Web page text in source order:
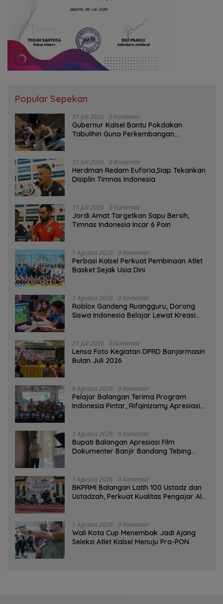
Popular Sepekan
31 Juli 2026 0 Komentar
Gubernur Kalsel Bantu Pokdakan
Tabulihin Guna Perkembangan
31 Juli 2026 0 Komentar
Herdman Redam Euforia,Siap Tekankan
Disiplin Timnas Indonesia
31 Juli 2026 0 Komentar
Jordi Amat Targetkan Sapu Bersih,
Timnas Indonesia Incar 6 Poin
1 Agustus 2026 0 Komentar
Perbasi Kalsel Perkuat Pembinaan Atlet
Basket Sejak Usia Dini
1 Agustus 2026 0 Komentar
Roblox Gandeng Ruangguru, Dorong
Siswa Indonesia Belajar Lewat Kreasi
31 Juli 2026 0 Komentar
Lensa Foto Kegiatan DPRD Banjarmasin
Bulan Juli 2026
6 Agustus 2026 0 Komentar
Pelajar Balangan Terima Program
Indonesia Pintar, Rifqinizamy Apresiasi
1 Agustus 2026 0 Komentar
Bupati Balangan Apresiasi Film
Dokumenter Banjir Bandang Tebing
1 Agustus 2026 0 Komentar
BKPRMI Balangan Latih 100 Ustadz dan
Ustadzah, Perkuat Kualitas Pengajar Al-
1 Agustus 2026 0 Komentar
Wali Kota Cup Menembak Jadi Ajang
Seleksi Atlet Kalsel Menuju Pra-PON